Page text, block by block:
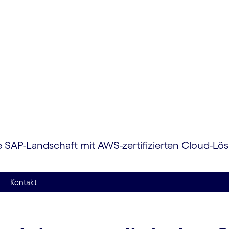
Landschaft mit AWS-zertifizierten Cloud-
Kontakt